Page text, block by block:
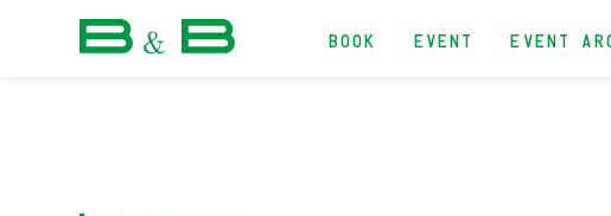
BOOK EVENT EVENT